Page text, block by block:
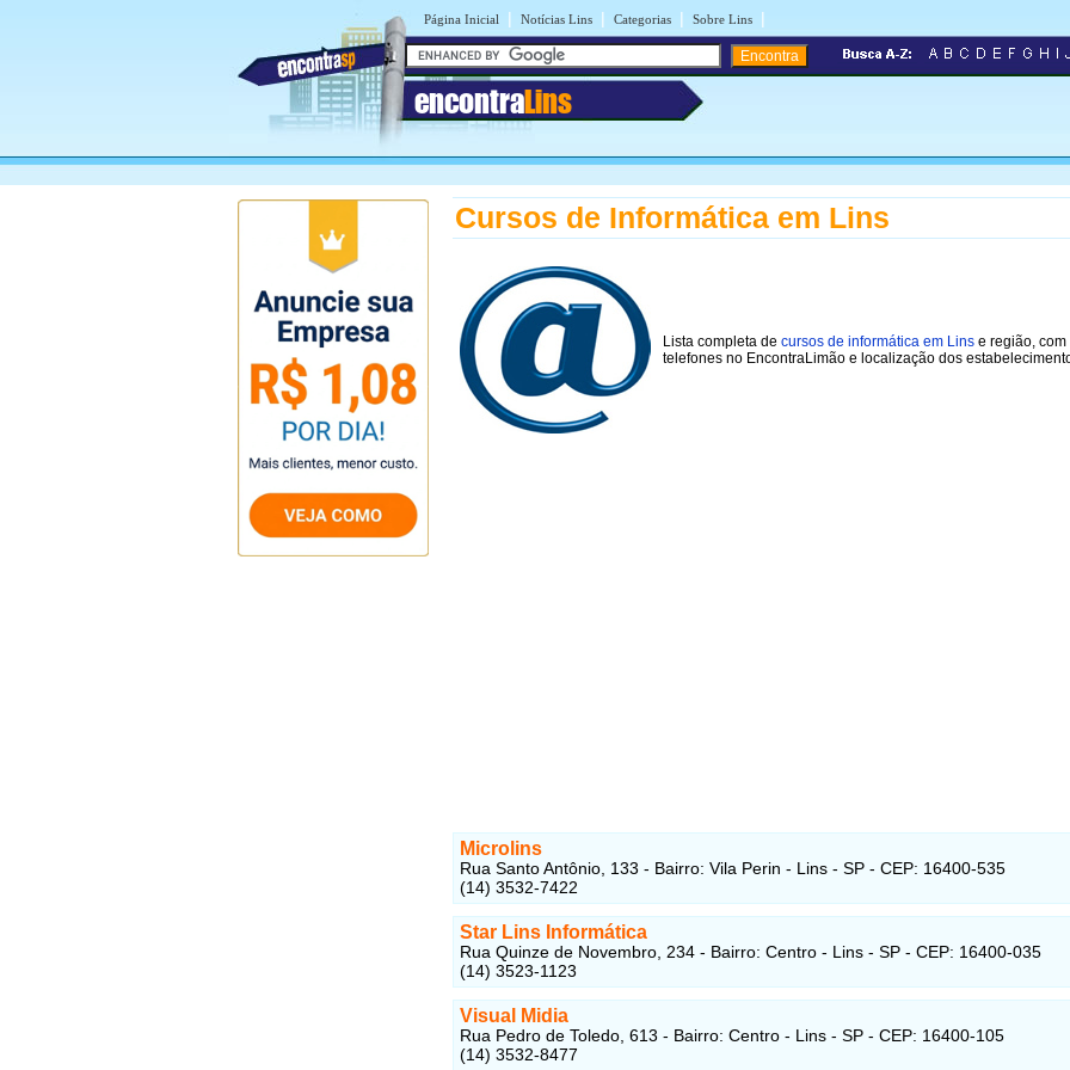
Página Inicial | Notícias Lins | Categorias | Sobre Lins |
encontraLins
Cursos de Informática em Lins
Lista completa de cursos de informática em Lins e região, com
telefones no EncontraLimão e localização dos
Microlins
Rua Santo Antônio, 133 - Bairro: Vila Perin - Lins - SP - CEP: 16400-535
(14) 3532-7422
Star Lins Informática
Rua Quinze de Novembro, 234 - Bairro: Centro - Lins - SP - CEP: 16400-035
(14) 3523-1123
Visual Midia
Rua Pedro de Toledo, 613 - Bairro: Centro - Lins - SP - CEP: 16400-105
(14) 3532-8477